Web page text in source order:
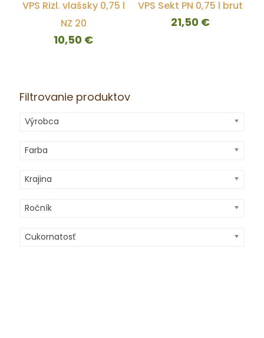
VPS Rizl. vlašsky 0,75 l
NZ 20
10,50 €
VPS Sekt PN 0,75 l brut
21,50 €
Filtrovanie produktov
Výrobca
Farba
Krajina
Ročník
Cukornatosť